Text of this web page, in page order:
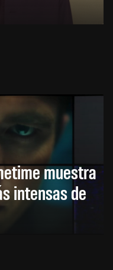
muestra
intensas de